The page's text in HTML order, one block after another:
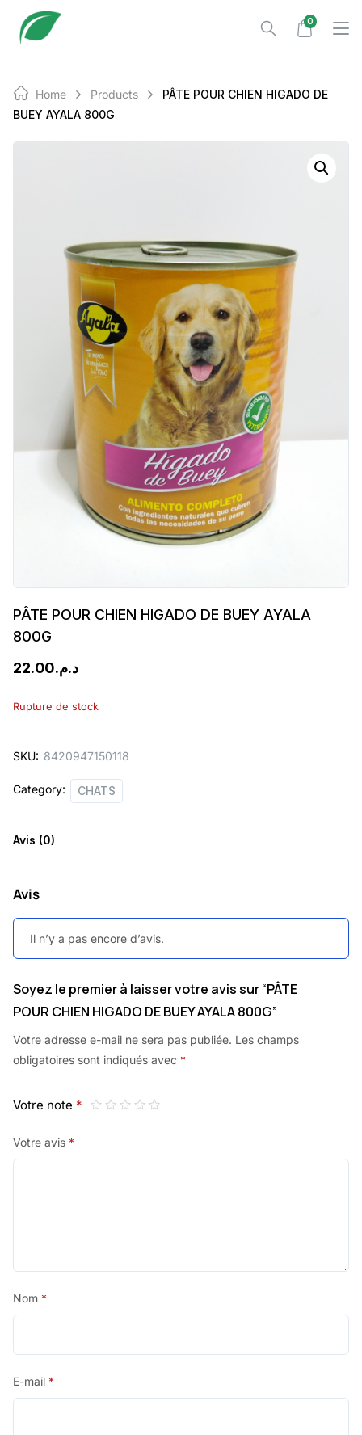
0
Home Products
PÂTE POUR CHIEN HIGADO DE
BUEY AYALA 800G
PÂTE POUR CHIEN HIGADO DE BUEY AYALA
800G
د.م.22.00
Rupture de stock
SKU: 8420947150118
Category: CHATS
Avis (0)
Avis
Il n’y a pas encore d’avis.
Soyez le premier à laisser votre avis sur “PÂTE
POUR CHIEN HIGADO DE BUEY AYALA 800G”
Votre adresse e-mail ne sera pas publiée. Les champs
obligatoires sont indiqués avec *
Votre note *
Votre avis *
Nom *
E-mail *